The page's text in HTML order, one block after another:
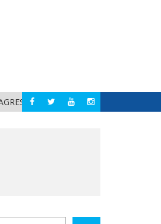
NAYARIT ¡HISTÓRICO! LOS